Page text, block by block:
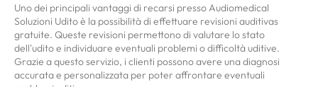
Uno dei principali vantaggi di recarsi presso Audiomedical
Soluzioni Udito è la possibilità di effettuare revisioni auditivas
gratuite. Queste revisioni permettono di valutare lo stato
dell'udito e individuare eventuali problemi o difficoltà uditive.
Grazie a questo servizio, i clienti possono avere una diagnosi
accurata e personalizzata per poter affrontare eventuali